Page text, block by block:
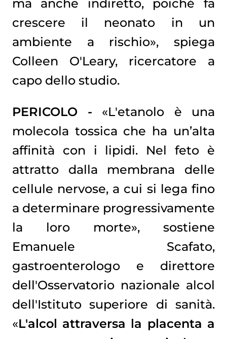
ma anche indiretto, poiché fa
crescere il neonato in un
ambiente a rischio», spiega
Colleen O'Leary, ricercatore a
capo dello studio.
PERICOLO - «L'etanolo è una
molecola tossica che ha un’alta
affinità con i lipidi. Nel feto è
attratto dalla membrana delle
cellule nervose, a cui si lega fino
a determinare progressivamente
la loro morte», sostiene
Emanuele Scafato,
gastroenterologo e direttore
dell'Osservatorio nazionale alcol
dell'Istituto superiore di sanità.
«L'alcol attraversa la placenta a